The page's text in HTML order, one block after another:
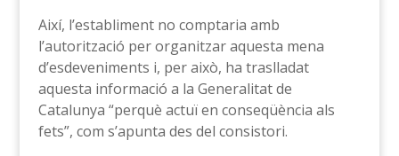
Així, l’establiment no comptaria amb
l’autorització per organitzar aquesta mena
d’esdeveniments i, per això, ha traslladat
aquesta informació a la Generalitat de
Catalunya “perquè actuï en conseqüència als
fets”, com s’apunta des del consistori.